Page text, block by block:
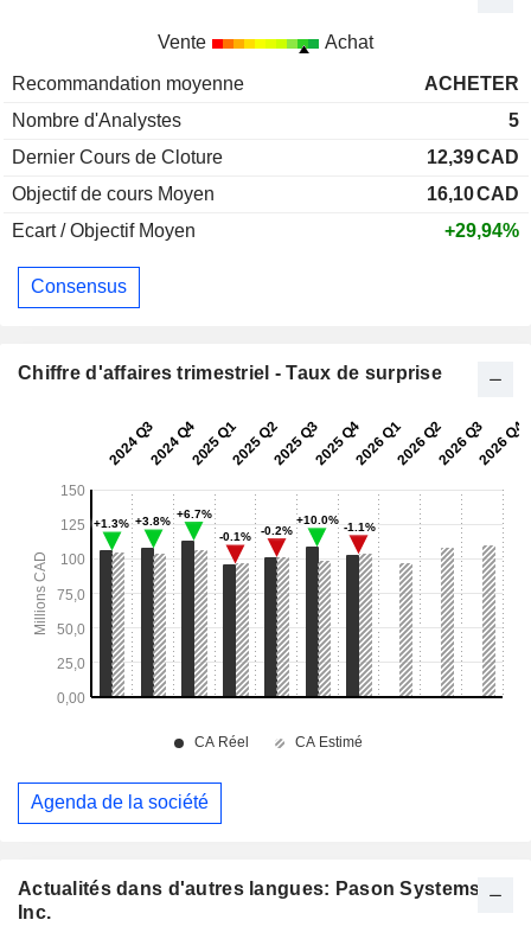
Actualités dans d'autres langues: Pason Systems
Inc.
Vente Achat
Recommandation moyenne
ACHETER
Nombre d'Analystes
5
Dernier Cours de Cloture
12,39CAD
Objectif de cours Moyen
16,10CAD
Ecart / Objectif Moyen
+29,94%
Consensus
Chiffre d'affaires trimestriel - Taux de surprise
Agenda de la société